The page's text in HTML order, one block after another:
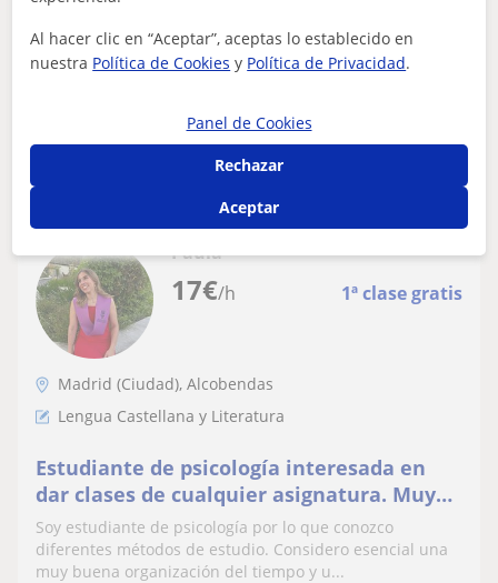
niveles, presencial y online
Soy filóloga y periodista, tengo experiencia desde hace
más de 15 años en enseñar español a extranjeros, en
todos los niveles. Hacemos hinc...
ver más Contactar
17€/h 1ª clase gratis
Paula
Madrid (Ciudad), Alcobendas
Lengua Castellana y Literatura
Estudiante de psicología interesada en
dar clases de cualquier asignatura. Muy
buen nivel de inglés
Soy estudiante de psicología por lo que conozco
diferentes métodos de estudio. Considero esencial una
muy buena organización del tiempo y u...
Al hacer clic en “Aceptar”, aceptas lo establecido en
nuestra Política de Cookies y Política de Privacidad.
Panel de Cookies
Rechazar
Aceptar